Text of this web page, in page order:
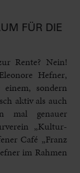
FÜR DIE
Rente? Nein!
Hefner,
sondern
aktiv als auch
mal genauer
„Kultur-
Café „Franz
im Rahmen